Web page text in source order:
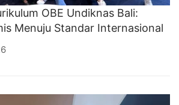
OBE Undiknas Bali:
Menuju Standar Internasional